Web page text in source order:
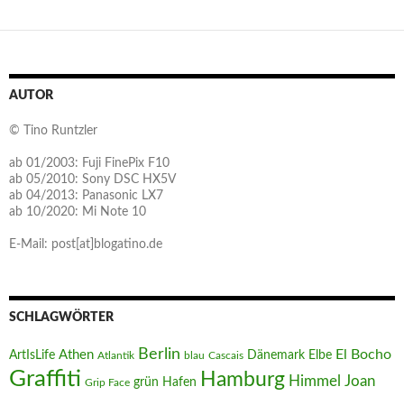
AUTOR
© Tino Runtzler
ab 01/2003: Fuji FinePix F10
ab 05/2010: Sony DSC HX5V
ab 04/2013: Panasonic LX7
ab 10/2020: Mi Note 10
E-Mail: post[at]blogatino.de
SCHLAGWÖRTER
ArtIsLife Athen Atlantik Berlin blau Cascais Dänemark Elbe El Bocho
Graffiti Grip Face grün Hafen Hamburg Himmel Joan